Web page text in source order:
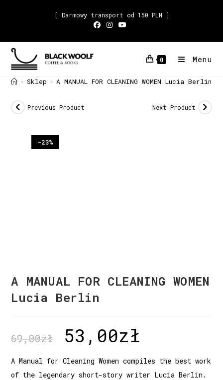
[ Darmowy transport od 150 PLN ]
0 Menu
> Sklep > A MANUAL FOR CLEANING WOMEN Lucia Berlin
-23%
Previous Product Next Product
A MANUAL FOR CLEANING WOMEN
Lucia Berlin
69,00zł 53,00zł
A Manual for Cleaning Women compiles the best work
of the legendary short-story writer Lucia Berlin.